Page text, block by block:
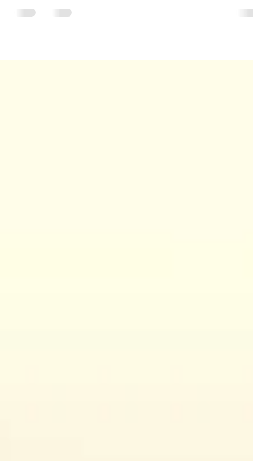
Este mecanismo de razonamiento basado en